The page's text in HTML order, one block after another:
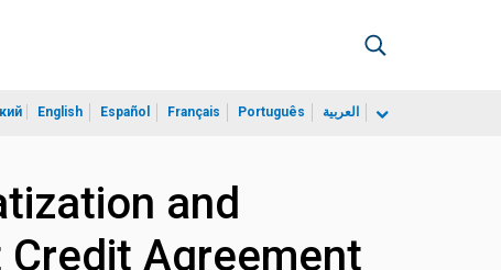
English Español Français Português العربية
and
Agreement